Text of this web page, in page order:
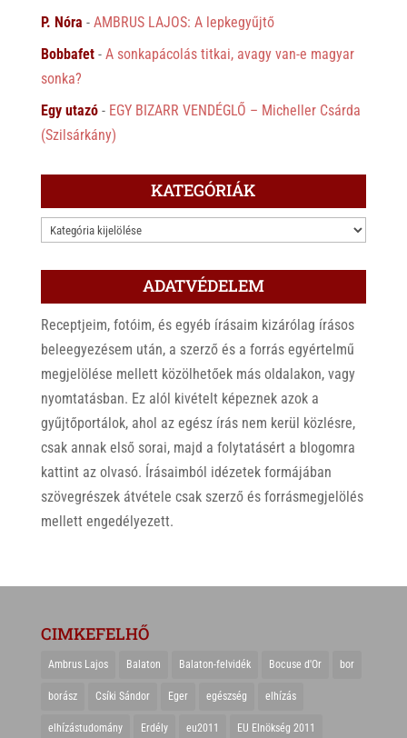
P. Nóra - AMBRUS LAJOS: A lepkegyűjtő
Bobbafet- A sonkapácolás titkai, avagy van-e magyar
sonka?
Egy utazó- EGY BIZARR VENDÉGLŐ – Micheller Csárda
(Szilsárkány)
KATEGÓRIÁK
KATEGÓRIÁK
ADATVÉDELEM
Receptjeim, fotóim, és egyéb írásaim kizárólag írásos
beleegyezésem után, a szerző és a forrás egyértelmű
megjelölése mellett közölhetőek más oldalakon, vagy
nyomtatásban. Ez alól kivételt képeznek azok a
gyűjtőportálok, ahol az egész írás nem kerül közlésre,
csak annak első sorai, majd a folytatásért a blogomra
kattint az olvasó. Írásaimból idézetek formájában
szövegrészek átvétele csak szerző és forrásmegjelölés
mellett engedélyezett.
CIMKEFELHŐ
Ambrus Lajos Balaton Balaton-felvidék Bocuse d'Or bor
borász Csíki Sándor Eger egészség elhízás
elhízástudomány Erdély eu2011 EU Elnökség 2011